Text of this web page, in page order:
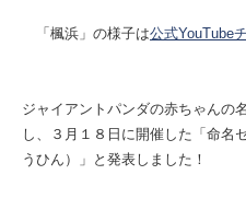
「楓浜」の様子は公式YouTube
ジャイアントパンダの赤ちゃんの
し、３月１８日に開催した「命名
うひん）」と発表しました！